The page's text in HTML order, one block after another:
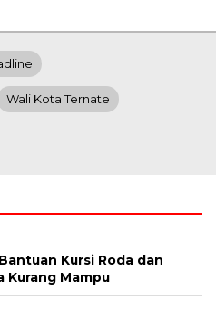
Wali Kota Ternate
Kursi Roda dan
Kurang Mampu